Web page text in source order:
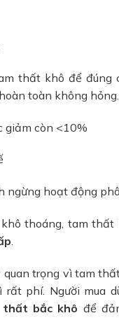
thất khô để đúng
, hoàn toàn không
giảm còn <10%
ngừng hoạt động
thoáng, tam thất
trọng vì tam
phí. Người mua
thất bắc khô để